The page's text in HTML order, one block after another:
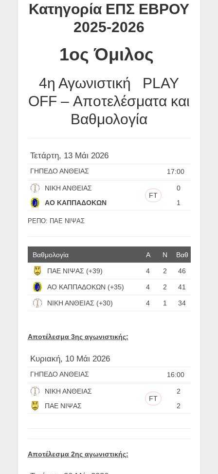
Κατηγορία ΕΠΣ ΕΒΡΟΥ
2025-2026
1ος Όμιλος
4η Αγωνιστική PLAY
OFF – Αποτελέσματα και
Βαθμολογία
Τετάρτη, 13 Μάι 2026
17:00
ΓΗΠΕΔΟ ΑΝΘΕΙΑΣ
ΝΙΚΗ ΑΝΘΕΙΑΣ
0
FT
ΑΟ ΚΑΠΠΑΔΟΚΩΝ
1
ΡΕΠΟ: ΠΑΕ ΝΙΨΑΣ
Βαθμολογία Α N Βαθ
ΠΑΕ ΝΙΨΑΣ (+39) 4 2 46
ΑΟ ΚΑΠΠΑΔΟΚΩΝ (+35) 4 2 41
ΝΙΚΗ ΑΝΘΕΙΑΣ (+30) 4 1 34
Αποτέλεσμα 3ης αγωνιστικής:
Κυριακή, 10 Μάι 2026
16:00
ΓΗΠΕΔΟ ΑΝΘΕΙΑΣ
ΝΙΚΗ ΑΝΘΕΙΑΣ
2
FT
ΠΑΕ ΝΙΨΑΣ
2
Αποτέλεσμα 2ης αγωνιστικής: